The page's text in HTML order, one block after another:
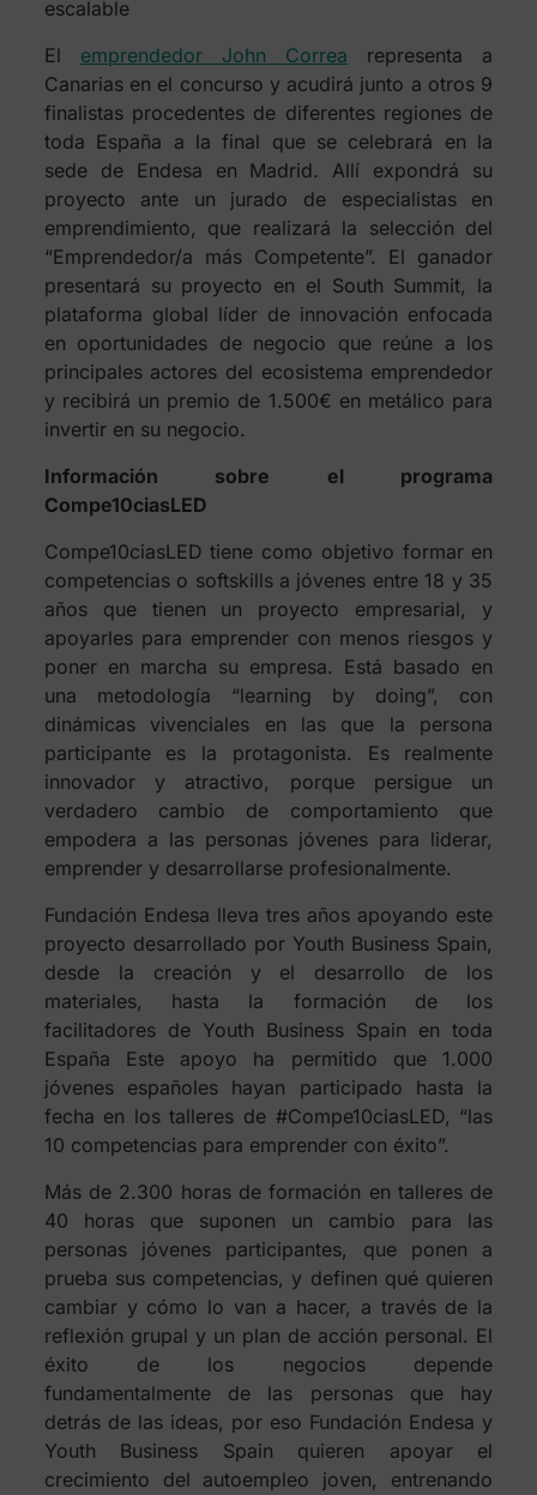
escalable
El emprendedor John Correa representa a
Canarias en el concurso y acudirá junto a otros 9
finalistas procedentes de diferentes regiones de
toda España a la final que se celebrará en la
sede de Endesa en Madrid. Allí expondrá su
proyecto ante un jurado de especialistas en
emprendimiento, que realizará la selección del
“Emprendedor/a más Competente”. El ganador
presentará su proyecto en el South Summit, la
plataforma global líder de innovación enfocada
en oportunidades de negocio que reúne a los
principales actores del ecosistema emprendedor
y recibirá un premio de 1.500€ en metálico para
invertir en su negocio.
Información sobre el programa
Compe10ciasLED
Compe10ciasLED tiene como objetivo formar en
competencias o softskills a jóvenes entre 18 y 35
años que tienen un proyecto empresarial, y
apoyarles para emprender con menos riesgos y
poner en marcha su empresa. Está basado en
una metodología “learning by doing”, con
dinámicas vivenciales en las que la persona
participante es la protagonista. Es realmente
innovador y atractivo, porque persigue un
verdadero cambio de comportamiento que
empodera a las personas jóvenes para liderar,
emprender y desarrollarse profesionalmente.
Fundación Endesa lleva tres años apoyando este
proyecto desarrollado por Youth Business Spain,
desde la creación y el desarrollo de los
materiales, hasta la formación de los
facilitadores de Youth Business Spain en toda
España Este apoyo ha permitido que 1.000
jóvenes españoles hayan participado hasta la
fecha en los talleres de #Compe10ciasLED, “las
10 competencias para emprender con éxito”.
Más de 2.300 horas de formación en talleres de
40 horas que suponen un cambio para las
personas jóvenes participantes, que ponen a
prueba sus competencias, y definen qué quieren
cambiar y cómo lo van a hacer, a través de la
reflexión grupal y un plan de acción personal. El
éxito de los negocios depende
fundamentalmente de las personas que hay
detrás de las ideas, por eso Fundación Endesa y
Youth Business Spain quieren apoyar el
crecimiento del autoempleo joven, entrenando